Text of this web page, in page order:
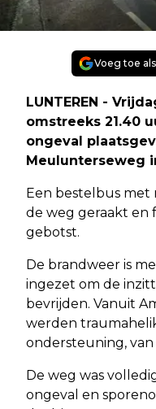
Voeg toe
LUNTEREN -
omstreeks 21.40
ongeval
Meulunterseweg
Een bestelbus met
de weg geraakt en
gebotst.
De brandweer is
ingezet om de
bevrijden. Vanuit
werden
ondersteuning,
De weg was
ongeval en